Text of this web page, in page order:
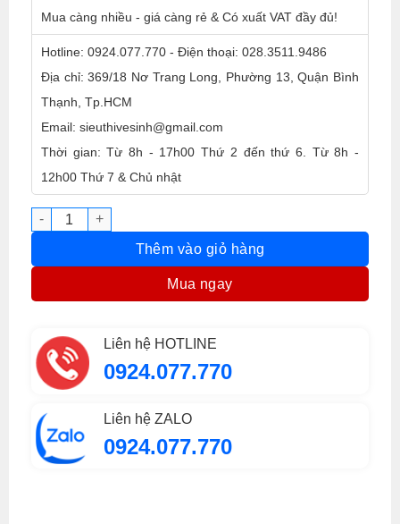
Mua càng nhiều - giá càng rẻ & Có xuất VAT đầy đủ!
Hotline: 0924.077.770 - Điện thoại: 028.3511.9486
Địa chỉ: 369/18 Nơ Trang Long, Phường 13, Quận Bình
Thạnh, Tp.HCM
Email: sieuthivesinh@gmail.com
Thời gian: Từ 8h - 17h00 Thứ 2 đến thứ 6. Từ 8h -
12h00 Thứ 7 & Chủ nhật
Biển Báo Chữ A Khu Vực Đang Làm Vệ Sinh, Biển Cảnh
Thêm vào giỏ hàng
Mua ngay
Liên hệ HOTLINE
0924.077.770
Liên hệ ZALO
0924.077.770